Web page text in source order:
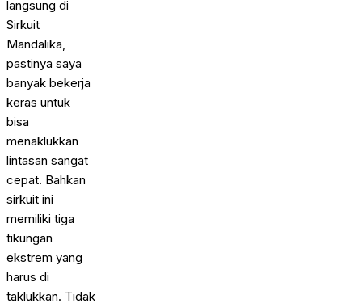
langsung di
Sirkuit
Mandalika,
pastinya saya
banyak bekerja
keras untuk
bisa
menaklukkan
lintasan sangat
cepat. Bahkan
sirkuit ini
memiliki tiga
tikungan
ekstrem yang
harus di
taklukkan. Tidak